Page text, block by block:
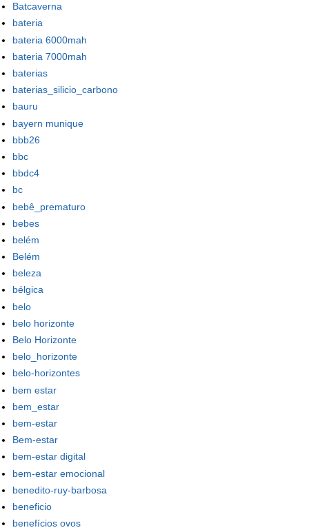
Batcaverna
bateria
bateria 6000mah
bateria 7000mah
baterias
baterias_silicio_carbono
bauru
bayern munique
bbb26
bbc
bbdc4
bc
bebê_prematuro
bebes
belém
Belém
beleza
bélgica
belo
belo horizonte
Belo Horizonte
belo_horizonte
belo-horizontes
bem estar
bem_estar
bem-estar
Bem-estar
bem-estar digital
bem-estar emocional
benedito-ruy-barbosa
beneficio
benefícios ovos